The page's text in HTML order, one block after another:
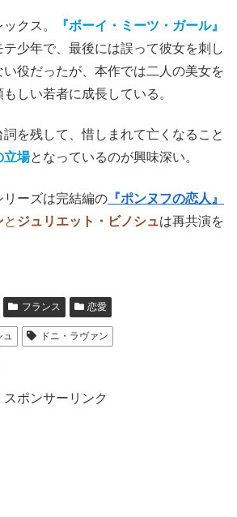
クス。
『ボーイ・ミーツ・ガール』
少年で、最後には誤って彼女を刺し
役だったが、本作では二人の美女を
しい若者に成長している。
を残して、惜しまれて亡くなること
立場となっているのが興味深い。
ーズは完結編の 『ポンヌフの恋人』
と ジュリエット・ビノシュは再共演を
フランス 恋愛
ドニ・ラヴァン
スポンサーリンク